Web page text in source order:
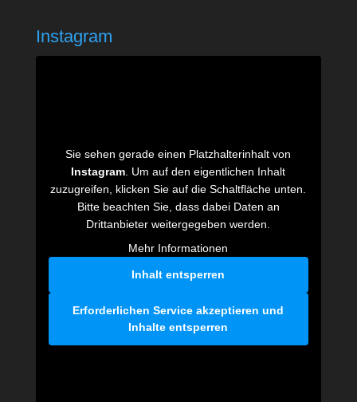
Instagram
Sie sehen gerade einen Platzhalterinhalt von
Instagram. Um auf den eigentlichen Inhalt
zuzugreifen, klicken Sie auf die Schaltfläche unten.
Bitte beachten Sie, dass dabei Daten an
Drittanbieter weitergegeben werden.
Mehr Informationen
Inhalt entsperren
Erforderlichen Service akzeptieren und
Inhalte entsperren